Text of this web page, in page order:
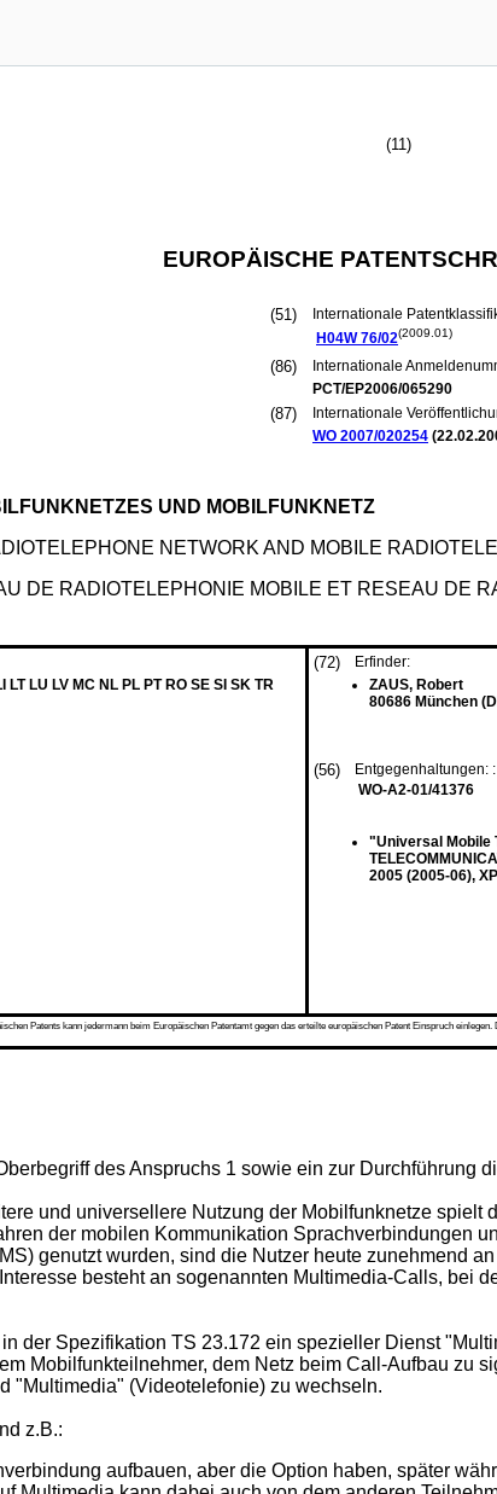
(11)
EUROPÄISCHE
(51)
Internationale
H04W 76/02(2009.01)
(86)
Internationale
PCT/EP2006/065290
(87)
Internationale
WO 2007/020254 (
UND MOBILFUNKNETZ
NETWORK AND MOBILE
DE RADIOTELEPHONIE MOBILE ET RESEAU DE
LT LU LV MC NL PL PT RO SE SI SK TR
(72)
Erfinder:
ZAUS, Robert
80686 München
(56)
Entgegenhaltungen: :
WO-A2-01/41376
"Universal Mobile
2005 (2005-06),
Patents kann jedermann beim Europäischen Patentamt gegen das erteilte europäischen Patent Einspruch
des Anspruchs 1 sowie ein zur Durchführung
und universellere Nutzung der Mobilfunknetze
der mobilen Kommunikation Sprachverbindungen
genutzt wurden, sind die Nutzer heute zunehmend
besteht an sogenannten Multimedia-Calls, bei
der Spezifikation TS 23.172 ein spezieller Dienst
Mobilfunkteilnehmer, dem Netz beim Call-Aufbau zu
"Multimedia" (Videotelefonie) zu wechseln.
z.B.:
aufbauen, aber die Option haben, später